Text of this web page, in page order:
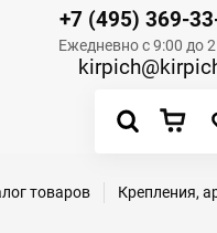
+7 (495) 369-
Ежедневно с 9:00 до
товаров Крепления,